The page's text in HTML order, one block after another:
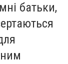
батьки,